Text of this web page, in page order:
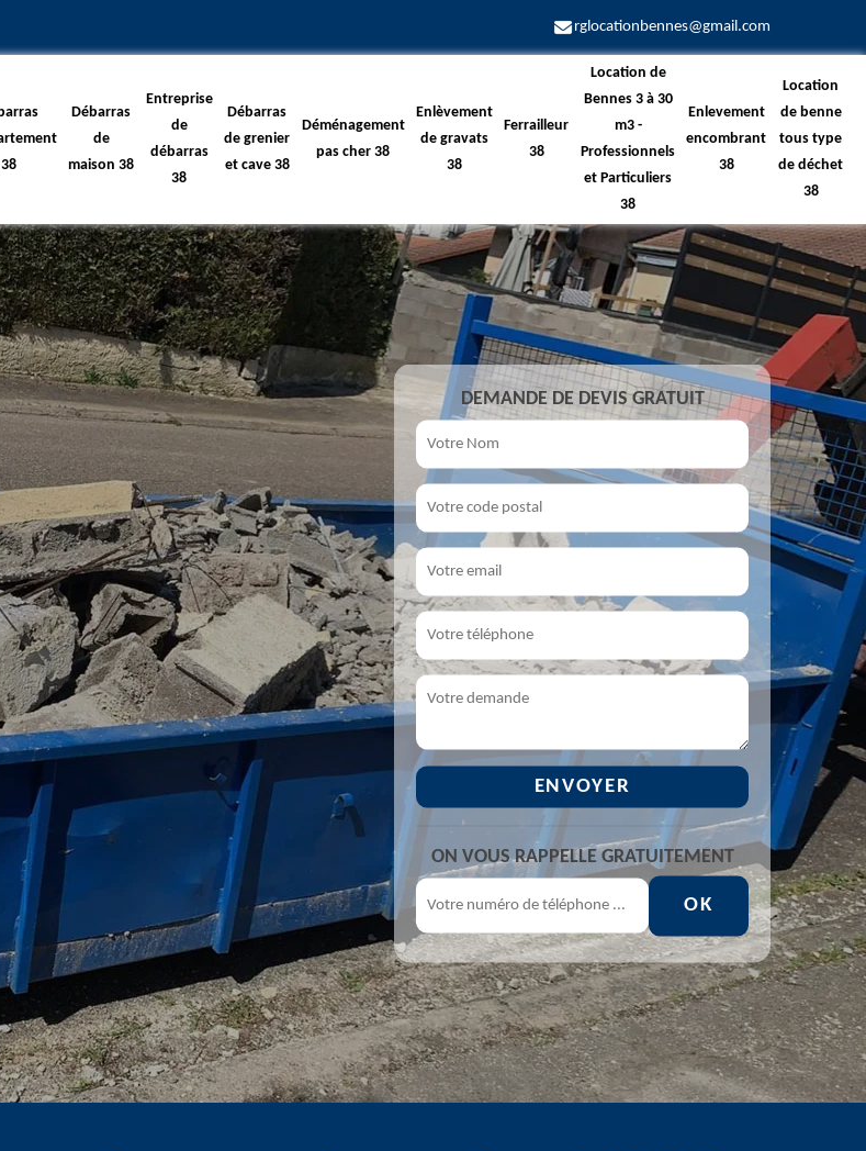
rglocationbennes@gmail.com
38
Débarras
de
maison 38
Entreprise
de
débarras
38
Débarras
de grenier
et cave 38
Déménagement
pas cher 38
Enlèvement
de gravats
38
Ferrailleur
38
Location de
Bennes 3 à 30
m3 -
Professionnels
et Particuliers
38
Enlevement
encombrant
38
Location
de benne
tous type
de déchet
38
DEMANDE DE DEVIS GRATUIT
ON VOUS RAPPELLE GRATUITEMENT